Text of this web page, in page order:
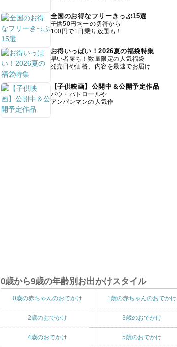
全国のお得なフリーきっぷ15選
子供50円均一の切符から
100円で1日乗り放題も！
お得いっぱい！2026夏の福袋特集
早い者勝ち！数量限定の人気福袋
発売日や価格、内容を最速でお届け
【子供映画】公開中＆公開予定作品
パウ・パトロールや
アンパンマンの人気作
0歳から9歳の年齢別お出かけスタイル
0歳の赤ちゃんのおでかけ 1歳の赤ちゃんのおでかけ
2歳のおでかけ 3歳のおでかけ
4歳のおでかけ 5歳のおでかけ